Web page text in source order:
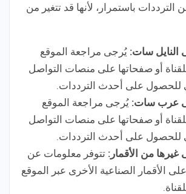
باستمرار، لأنها قد تتغير من
النايل سات: يُرجى مراجعة الموقع
أو صفحاتها على منصات التواصل
للحصول على أحدث الترددات.
عرب سات: يُرجى مراجعة الموقع
أو صفحاتها على منصات التواصل
للحصول على أحدث الترددات.
غيرها من الأقمار: تتوفر معلومات عن
الأقمار الصناعية الأخرى عبر الموقع